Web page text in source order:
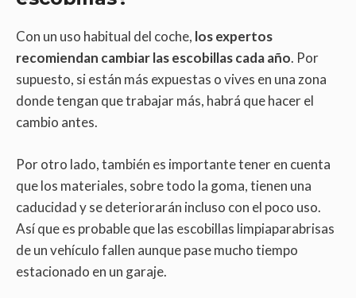
Con un uso habitual del coche, los expertos
recomiendan cambiar las escobillas cada año. Por
supuesto, si están más expuestas o vives en una zona
donde tengan que trabajar más, habrá que hacer el
cambio antes.
Por otro lado, también es importante tener en cuenta
que los materiales, sobre todo la goma, tienen una
caducidad y se deteriorarán incluso con el poco uso.
Así que es probable que las escobillas limpiaparabrisas
de un vehículo fallen aunque pase mucho tiempo
estacionado en un garaje.